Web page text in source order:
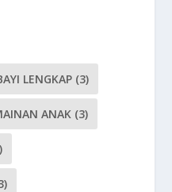
LENGKAP (3)
ANAK (3)